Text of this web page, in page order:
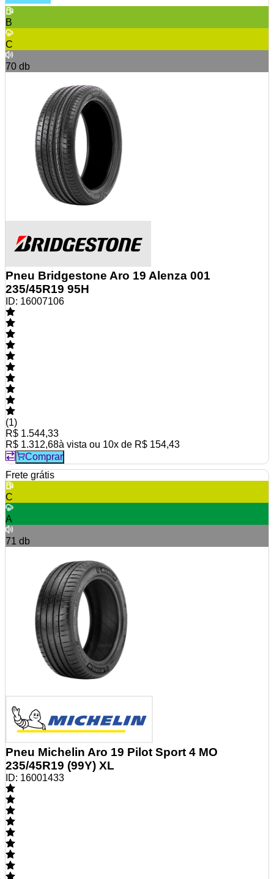
B
C
70 db
Pneu Bridgestone Aro 19 Alenza 001
235/45R19 95H
ID: 16007106
(1)
R$ 1.544,33
R$ 1.312,68à vista ou 10x de R$ 154,43
Comprar
Frete grátis
C
A
71 db
Pneu Michelin Aro 19 Pilot Sport 4 MO
235/45R19 (99Y) XL
ID: 16001433